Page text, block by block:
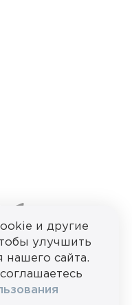
и другие
улучшить
сайта.